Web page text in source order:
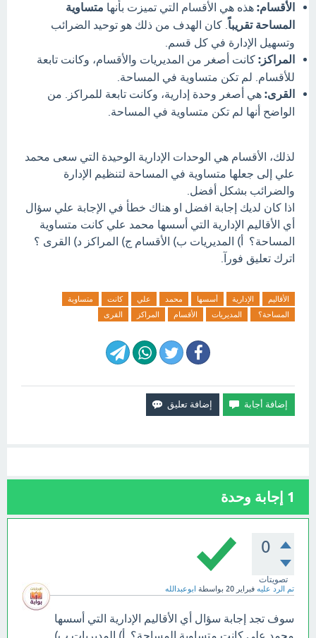
الأقسام: هذه هي الأقسام التي تميزت بأنها متساوية
المساحة تقريباً . كان الهدف من ذلك هو توحيد الضرائب
وتسهيل الإدارة في كل قسم.
المراكز: كانت أصغر من المديريات والأقسام، وكانت تابعة
للأقسام. لم تكن متساوية في المساحة.
القرى: هي أصغر وحدة إدارية، وكانت تابعة للمراكز. من
الواضح أنها لم تكن متساوية في المساحة.
لذلك، الأقسام هي الوحدات الإدارية الوحيدة التي سعى محمد
علي إلى جعلها متساوية في المساحة لتنظيم الإدارة
والضرائب بشكل أفضل.
اذا كان لديك إجابة افضل او هناك خطأ في الإجابة علي سؤال
أي الأقاليم الإدارية التي أسسها محمد علي كانت متساوية
المساحة؟ أ) المديريات ب) الأقسام ج) المراكز د) القرى ؟
اترك تعليق فورآ.
الأقاليم الإدارية أسسها محمد علي كانت
متساوية
المساحة؟
المديريات الأقسام المراكز القرى
1 إجابة وحدة
0
تصويتات
تم الرد عليه فبراير 20 بواسطة ابوعبدالله
سوف تجد إجابة سؤال أي الأقاليم الإدارية التي أسسها
محمد علي كانت متساوية المساحة؟ أ) المديريات ب)